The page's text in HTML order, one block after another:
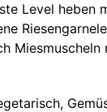
Level